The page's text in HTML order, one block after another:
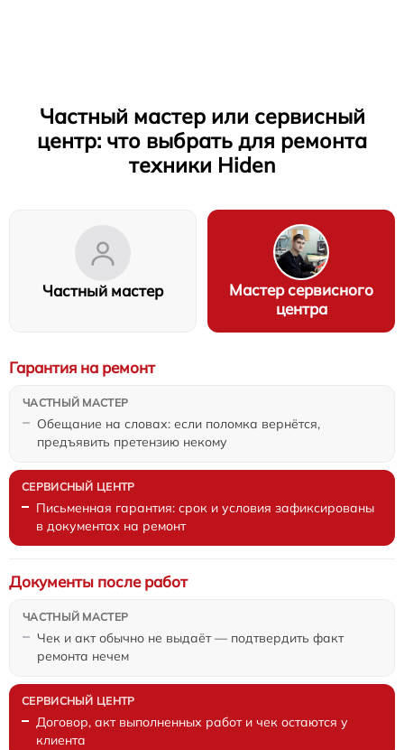
Частный мастер или сервисный
центр: что выбрать для ремонта
техники Hiden
Частный мастер
Мастер сервисного
центра
Обещание на словах: если поломка вернётся,
предъявить претензию некому
Гарантия на ремонт
Письменная гарантия: срок и условия зафиксированы
в документах на ремонт
Чек и акт обычно не выдаёт — подтвердить факт
ремонта нечем
Документы после работ
Договор, акт выполненных работ и чек остаются у
клиента